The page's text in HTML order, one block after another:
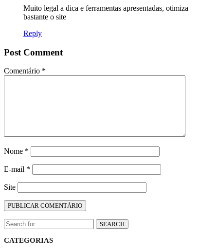
Muito legal a dica e ferramentas apresentadas, otimiza
bastante o site
Reply
Post Comment
Comentário *
Nome *
E-mail *
Site
SEARCH
CATEGORIAS